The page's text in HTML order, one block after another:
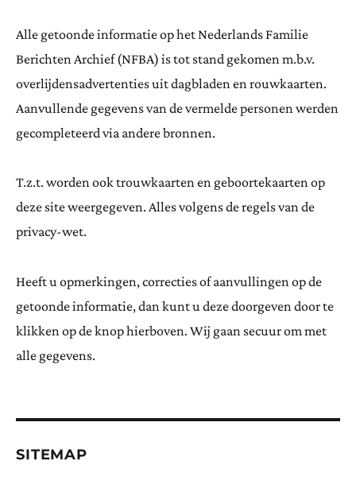
Alle getoonde informatie op het Nederlands Familie
Berichten Archief (NFBA) is tot stand gekomen m.b.v.
overlijdensadvertenties uit dagbladen en rouwkaarten.
Aanvullende gegevens van de vermelde personen werden
gecompleteerd via andere bronnen.
T.z.t. worden ook trouwkaarten en geboortekaarten op
deze site weergegeven. Alles volgens de regels van de
privacy-wet.
Heeft u opmerkingen, correcties of aanvullingen op de
getoonde informatie, dan kunt u deze doorgeven door te
klikken op de knop hierboven. Wij gaan secuur om met
alle gegevens.
SITEMAP